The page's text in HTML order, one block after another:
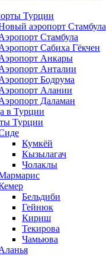
Турции
аэропорт Стамбула
Стамбула
Сабиха Гёкчен
Анкары
Анталии
Бодрума
Алании
Даламан
в Турции
Турции
Кумкёй
Кызылагач
Чолаклы
Бельдиби
Гейнюк
Кириш
Текирова
Чамьюва